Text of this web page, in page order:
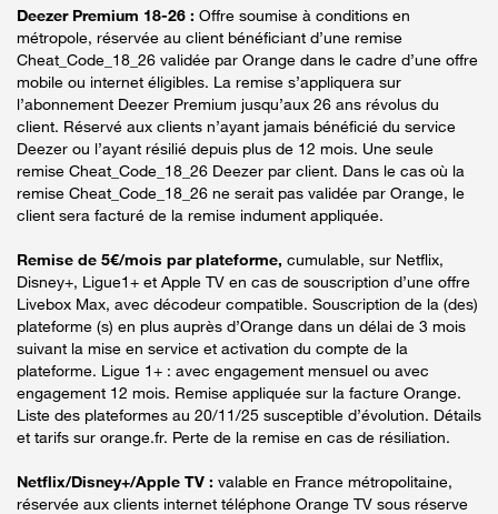
Deezer Premium 18-26 : Offre soumise à conditions en
métropole, réservée au client bénéficiant d’une remise
Cheat_Code_18_26 validée par Orange dans le cadre d’une offre
mobile ou internet éligibles. La remise s’appliquera sur
l’abonnement Deezer Premium jusqu’aux 26 ans révolus du
client. Réservé aux clients n’ayant jamais bénéficié du service
Deezer ou l’ayant résilié depuis plus de 12 mois. Une seule
remise Cheat_Code_18_26 Deezer par client. Dans le cas où la
remise Cheat_Code_18_26 ne serait pas validée par Orange, le
client sera facturé de la remise indument appliquée.
Remise de 5€/mois par plateforme, cumulable, sur Netflix,
Disney+, Ligue1+ et Apple TV en cas de souscription d’une offre
Livebox Max, avec décodeur compatible. Souscription de la (des)
plateforme (s) en plus auprès d’Orange dans un délai de 3 mois
suivant la mise en service et activation du compte de la
plateforme. Ligue 1+ : avec engagement mensuel ou avec
engagement 12 mois. Remise appliquée sur la facture Orange.
Liste des plateformes au 20/11/25 susceptible d’évolution. Détails
et tarifs sur orange.fr. Perte de la remise en cas de résiliation.
Netflix/Disney+/Apple TV : valable en France métropolitaine,
réservée aux clients internet téléphone Orange TV sous réserve